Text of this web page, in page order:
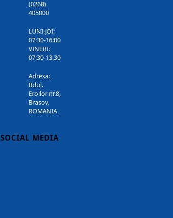
(0268)
405000
LUNI-JOI:
07:30-16:00
VINERI:
07:30-13.30
Adresa:
Bdul.
Eroilor nr.8,
Brasov,
ROMANIA
SOCIAL MEDIA